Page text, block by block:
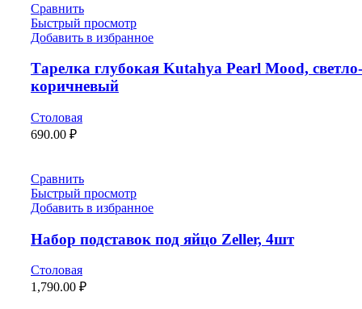
Сравнить
Быстрый просмотр
Добавить в избранное
Тарелка глубокая Kutahya Pearl Mood, светло-
коричневый
Столовая
690.00 ₽
Сравнить
Быстрый просмотр
Добавить в избранное
Набор подставок под яйцо Zeller, 4шт
Столовая
1,790.00 ₽